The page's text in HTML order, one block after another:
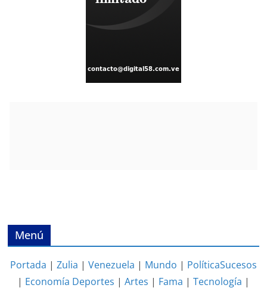
Menú
Portada | Zulia | Venezuela | Mundo | PolíticaSucesos
| Economía Deportes | Artes | Fama | Tecnología |